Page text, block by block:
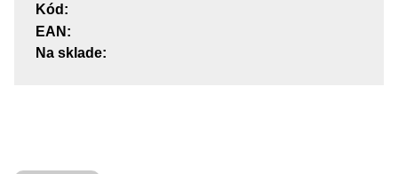
Kód:
EAN:
Na sklade: